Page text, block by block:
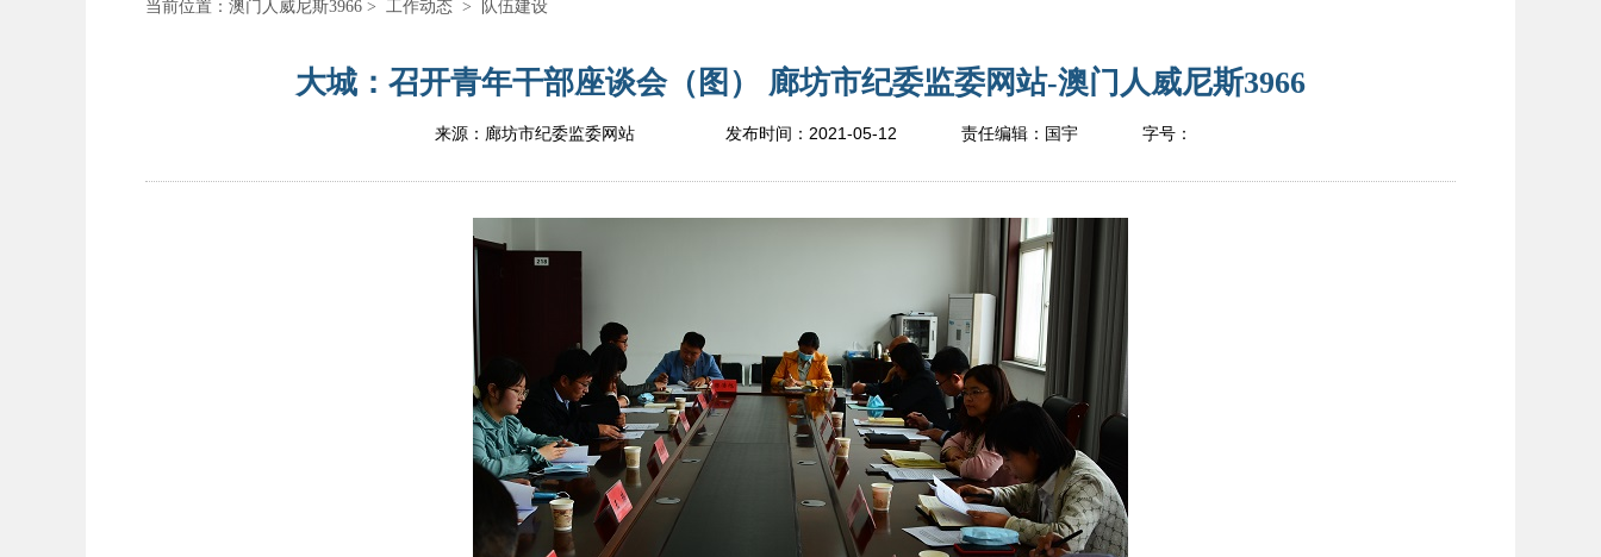
当前位置： 澳门人威尼斯3966 > 工作动态 > 队伍建设
大城：召开青年干部座谈会（图） 廊坊市纪委监委网站-澳门人威尼斯3966
来源：廊坊市纪委监委网站 发布时间： 2021-05-12 责任编辑： 国宇 字号：